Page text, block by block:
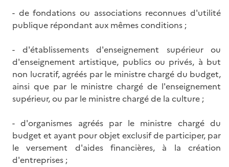
- de fondations ou associations reconnues d'utilité
publique répondant aux mêmes conditions ;
- d'établissements d'enseignement supérieur ou
d'enseignement artistique, publics ou privés, à but
non lucratif, agréés par le ministre chargé du budget,
ainsi que par le ministre chargé de l'enseignement
supérieur, ou par le ministre chargé de la culture ;
- d'organismes agréés par le ministre chargé du
budget et ayant pour objet exclusif de participer, par
le versement d'aides financières, à la création
d'entreprises ;